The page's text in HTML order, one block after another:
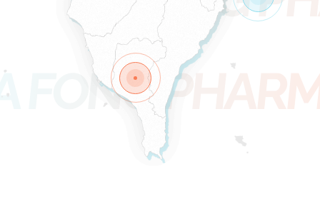
Advantage 04
產品數量
200+
FONG